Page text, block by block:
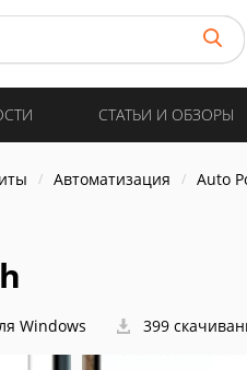
СТАТЬИ И ОБЗОРЫ
Автоматизация Auto
Windows 399